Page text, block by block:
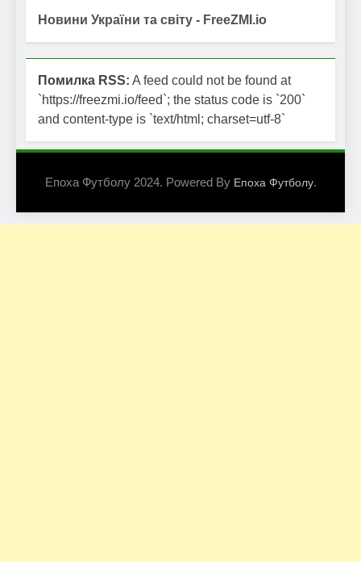
Новини України та світу - FreeZMI.io
Помилка RSS: A feed could not be found at
`https://freezmi.io/feed`; the status code is `200`
and content-type is `text/html; charset=utf-8`
Епоха Футболу 2024. Powered By Епоха Футболу.